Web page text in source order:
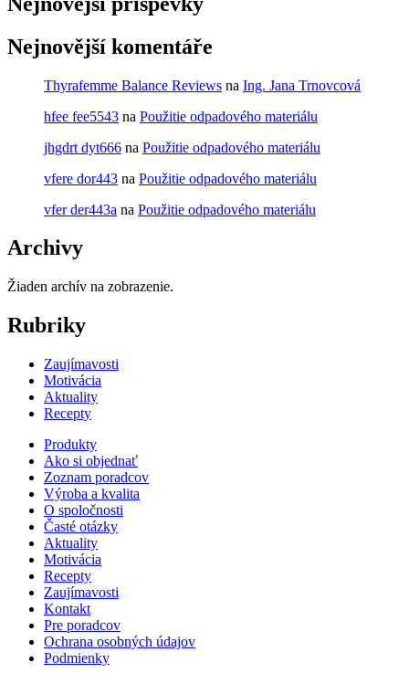
Nejnovější komentáře
Thyrafemme Balance Reviews na Ing. Jana Trnovcová
hfee fee5543 na Použitie odpadového materiálu
jhgdrt dyt666 na Použitie odpadového materiálu
vfere dor443 na Použitie odpadového materiálu
vfer der443a na Použitie odpadového materiálu
Archivy
Žiaden archív na zobrazenie.
Rubriky
Zaujímavosti
Motivácia
Aktuality
Recepty
Produkty
Ako si objednať
Zoznam poradcov
Výroba a kvalita
O spoločnosti
Časté otázky
Aktuality
Motivácia
Recepty
Zaujímavosti
Kontakt
Pre poradcov
Ochrana osobných údajov
Podmienky